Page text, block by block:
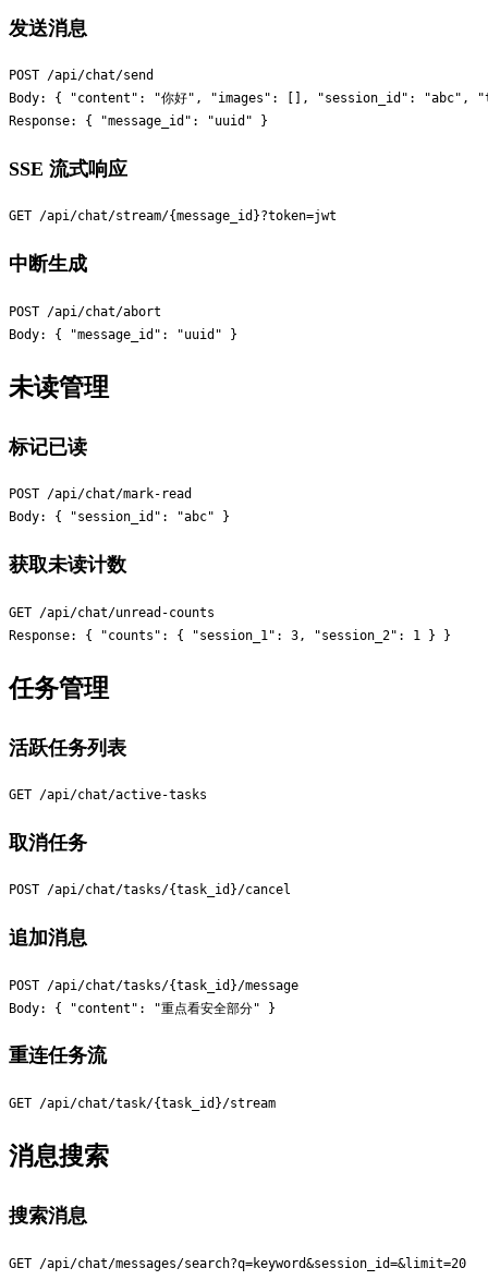
发送消息
POST /api/chat/send
Body: { "content": "你好", "images": [], "session_id": "abc",
SSE 流式响应
中断生成
POST /api/chat/abort
未读管理
标记已读
POST /api/chat/mark-read
获取未读计数
GET /api/chat/unread-counts
任务管理
活跃任务列表
取消任务
追加消息
POST /api/chat/tasks/{task_id}/message
重连任务流
消息搜索
搜索消息